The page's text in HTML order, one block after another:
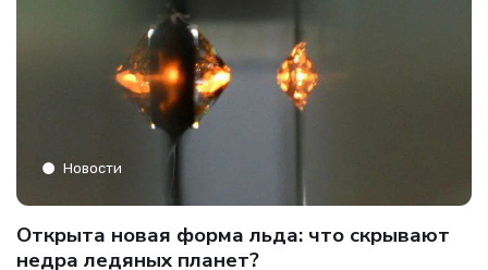
Новости
Открыта новая форма льда: что скрывают
недра ледяных планет?